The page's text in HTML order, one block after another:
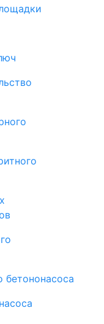
бетононасоса